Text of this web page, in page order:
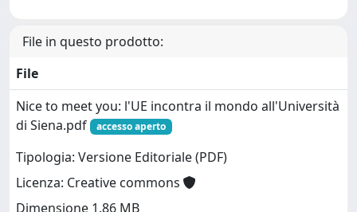
File in questo prodotto:
File
Nice to meet you: l'UE incontra il mondo all'Università
di Siena.pdf
accesso aperto
Tipologia: Versione Editoriale (PDF)
Licenza: Creative commons
Dimensione 1.86 MB